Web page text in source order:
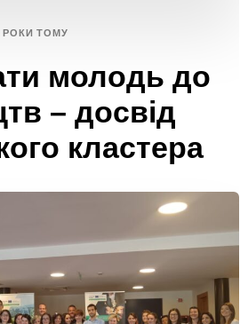
РОКИ ТОМУ
молодь до
– досвід
кластера